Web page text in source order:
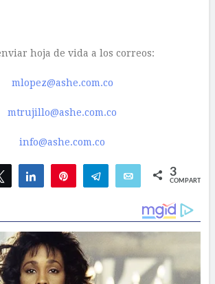
hoja de vida a los correos:
mlopez@ashe.com.co
mtrujillo@ashe.com.co
info@ashe.com.co
Twittear Compartir Telegram Email 3
COMPARTIR